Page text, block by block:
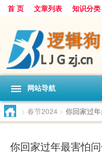
首 页 文章列表 知识分类
网站导航
> 春节2024 > 你回家过
你回家过年最害怕